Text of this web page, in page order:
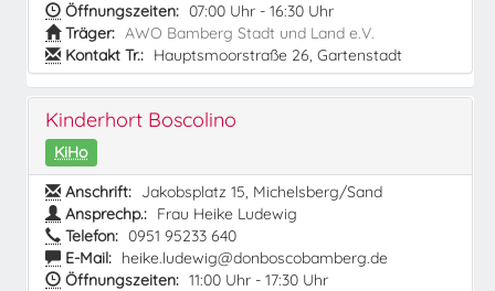
Öffnungszeiten: 07:00 Uhr - 16:30 Uhr
Träger: AWO Bamberg Stadt und Land e.V.
Kontakt Tr.: Hauptsmoorstraße 26, Gartenstadt
Kinderhort Boscolino
KiHo
Anschrift: Jakobsplatz 15, Michelsberg/Sand
Ansprechp.: Frau Heike Ludewig
Telefon: 0951 95233 640
E-Mail: heike.ludewig@donboscobamberg.de
Öffnungszeiten: 11:00 Uhr - 17:30 Uhr